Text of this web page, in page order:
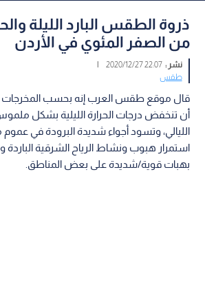
ذروة الطقس البارد الليلة
من الصفر المئوي في الأردن
نشر :22:07 2020/12/27
|
طقس
قال موقع طقس العرب إنه بحسب المخرجات
أن تنخفض درجات الحرارة الليلية بشكل
الليالي، وتسود أجواء شديدة البرودة في
استمرار هبوب ونشاط الرياح الشرقية الباردة
بهبات قوية/شديدة على بعض المناطق.